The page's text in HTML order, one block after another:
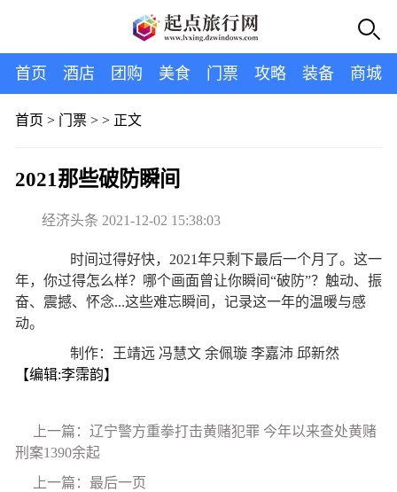
首页 酒店 团购 美食 门票 攻略 装备 商城
首页 > 门票> > 正文
2021那些破防瞬间
经济头条 2021-12-02 15:38:03
时间过得好快，2021年只剩下最后一个月了。这一
年，你过得怎么样？哪个画面曾让你瞬间“破防”？触动、振
奋、震撼、怀念...这些难忘瞬间，记录这一年的温暖与感
动。
制作：王靖远 冯慧文 余佩璇 李嘉沛 邱新然
【编辑:李霈韵】
上一篇：辽宁警方重拳打击黄赌犯罪 今年以来查处黄赌
刑案1390余起
上一篇：最后一页